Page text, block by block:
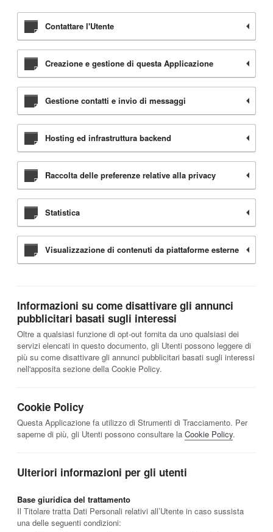
Contattare l'Utente
Creazione e gestione di questa Applicazione
Gestione contatti e invio di messaggi
Hosting ed infrastruttura backend
Raccolta delle preferenze relative alla privacy
Statistica
Visualizzazione di contenuti da piattaforme esterne
Informazioni su come disattivare gli annunci
pubblicitari basati sugli interessi
Oltre a qualsiasi funzione di opt-out fornita da uno qualsiasi dei
servizi elencati in questo documento, gli Utenti possono leggere di
più su come disattivare gli annunci pubblicitari basati sugli interessi
nell'apposita sezione della Cookie Policy.
Cookie Policy
Questa Applicazione fa utilizzo di Strumenti di Tracciamento. Per
saperne di più, gli Utenti possono consultare la Cookie Policy.
Ulteriori informazioni per gli utenti
Base giuridica del trattamento
Il Titolare tratta Dati Personali relativi all’Utente in caso sussista
una delle seguenti condizioni: